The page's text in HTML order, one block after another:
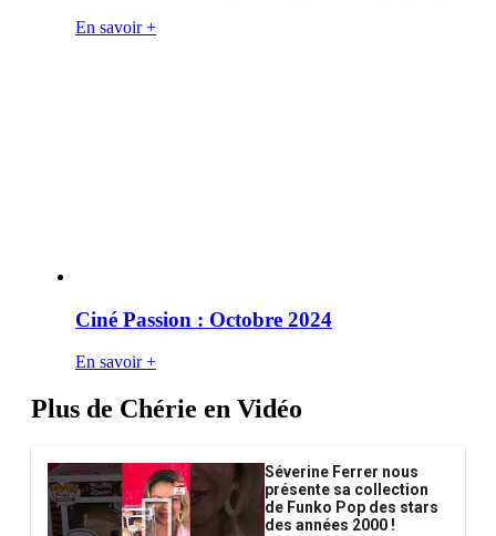
En savoir +
Ciné Passion : Octobre 2024
En savoir +
Plus de Chérie en Vidéo
Séverine Ferrer nous
présente sa collection
de Funko Pop des stars
des années 2000 !